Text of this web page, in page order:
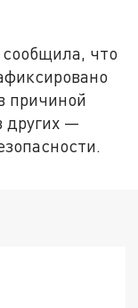
что
причиной
других —